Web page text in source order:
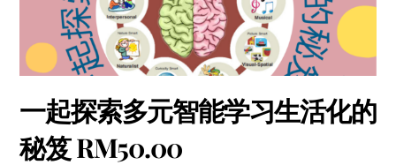
一起探索多元智能学习生活化的
秘笈 RM50.00